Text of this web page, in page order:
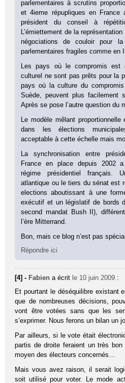
parlementaires à scrutins
et 4ieme répupliques en France
président du conseil à
L’émiettement de la
négociations de couloir pour
parlementaires fragiles comme en
Les pays où le compromis est
culturel ne sont pas prêts pour la
pays où la culture du
Suède, peuvent plus facilement
Après se pose l’autre question du
Le modèle mêlant
dans les élections
acceptable à cette échelle mais
La synchronisation entre
France en place depuis 2002
régime présidentiel français.
atlantique ou le tiers du sénat est
elections aboutissant à une
exécutif et un législatif de bords
second mandat Bush II),
l’ère Mitterrand.
Bon, mais ce blog n’est pas
Répondre ici
[4] - Fabien a écrit le 10 juin 2009 :
Et pourtant le déséquilibre existant
que de nombreuses décisions,
vont être votées sans que les
s’exprimer. Nous ferons un bilan un
Par ailleurs, si le vote était
partis de droite feraient un très bon
moyen des électeurs concernés…
Mais vous avez raison, il serait
soit utilisé pour voter. Le mode